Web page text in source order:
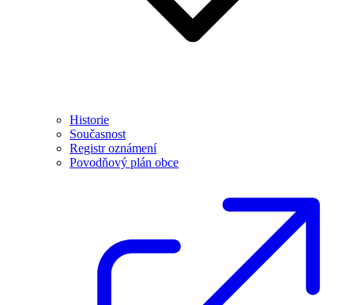
Historie
Současnost
Registr oznámení
Povodňový plán obce